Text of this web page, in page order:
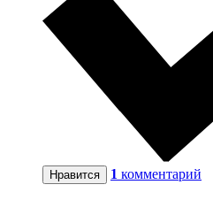
Нравится 1 комментарий